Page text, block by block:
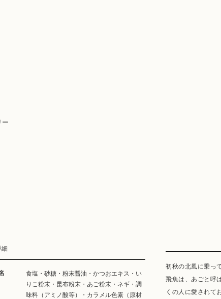
食塩・砂糖・粉末醤油・かつおエキス・い
りこ粉末・昆布粉末・あご粉末・ネギ・調
味料（アミノ酸等）・カラメル色素（原材
初秋の北風に乗っ
飛魚は、あごと呼
くの人に愛されて